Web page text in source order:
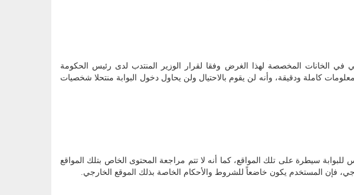
الخانات المخصصة لهذا الغرض وفقا لقرار الوزير المنتدب لدى رئيس الحكومة
أن أي معلومات تم تقديمها هي معلومات كاملة ودقيقة، وأنه لن يقوم بالاحتيال ولن يحاول دخول البوابة منتحلا شخصيات
للبوابة سيطرة على تلك المواقع، كما أنه لا تتم مراجعة المحتوى الخاص بتلك المواقع
فإن المستخدم يكون خاضعاً للشروط والأحكام الخاصة بذلك الموقع الخارجي.